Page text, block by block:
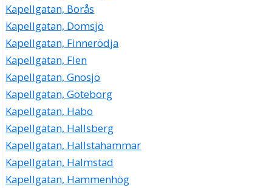
Kapellgatan, Borås
Kapellgatan, Domsjö
Kapellgatan, Finnerödja
Kapellgatan, Flen
Kapellgatan, Gnosjö
Kapellgatan, Göteborg
Kapellgatan, Habo
Kapellgatan, Hallsberg
Kapellgatan, Hallstahammar
Kapellgatan, Halmstad
Kapellgatan, Hammenhög